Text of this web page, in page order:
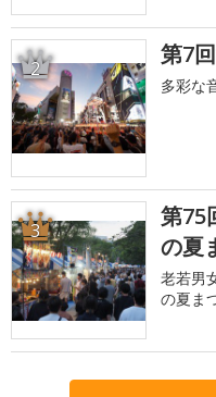
2 第7
多彩な
3
第75
の夏
老若男
の夏ま